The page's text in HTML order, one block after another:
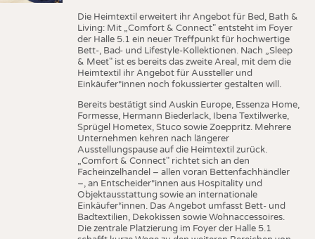
Die Heimtextil erweitert ihr Angebot für Bed, Bath &
Living: Mit „Comfort & Connect" entsteht im Foyer
der Halle 5.1 ein neuer Treffpunkt für hochwertige
Bett-, Bad- und Lifestyle-Kollektionen. Nach „Sleep
& Meet" ist es bereits das zweite Areal, mit dem die
Heimtextil ihr Angebot für Aussteller und
Einkäufer*innen noch fokussierter gestalten will.
Bereits bestätigt sind Auskin Europe, Essenza Home,
Formesse, Hermann Biederlack, Ibena Textilwerke,
Sprügel Hometex, Stuco sowie Zoeppritz. Mehrere
Unternehmen kehren nach längerer
Ausstellungspause auf die Heimtextil zurück.
„Comfort & Connect" richtet sich an den
Facheinzelhandel – allen voran Bettenfachhändler
–, an Entscheider*innen aus Hospitality und
Objektausstattung sowie an internationale
Einkäufer*innen. Das Angebot umfasst Bett- und
Badtextilien, Dekokissen sowie Wohnaccessoires.
Die zentrale Platzierung im Foyer der Halle 5.1